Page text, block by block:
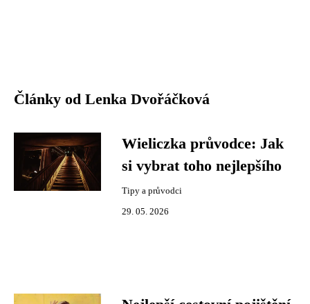
Články od Lenka Dvořáčková
Wieliczka průvodce: Jak
si vybrat toho nejlepšího
Tipy a průvodci
29. 05. 2026